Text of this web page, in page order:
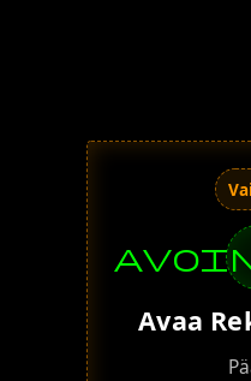
Avaa